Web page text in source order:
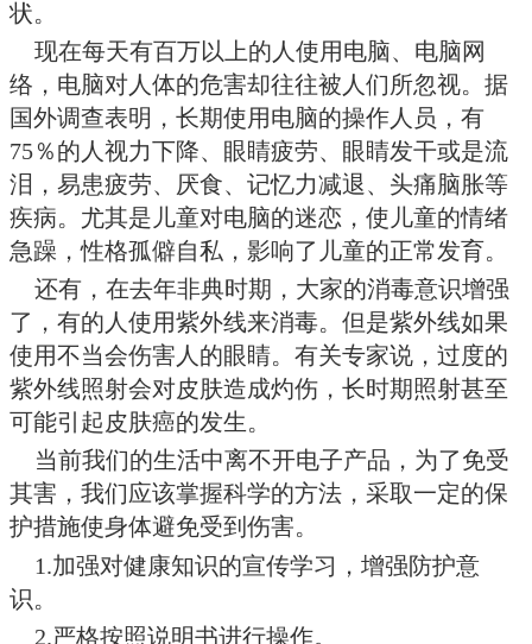
空调器、电冰箱、电视机、电脑
的或相同的病症。范围之广，影
视。
有关专家认为微波辐射可促使
突变，使有丝分裂发生异常，于
癌细胞，导致癌症的发生。经常
的高频电磁辐射，它的频率在400
间，所发出的电磁辐射强度每平方
2000微瓦。使用手机发话时，此
线附近会产生较为强烈的高频电
用时离头部较近，使人的头部受
体若长期遭受高强度电磁波辐射
头昏、失眠、乏力、烦躁和记忆